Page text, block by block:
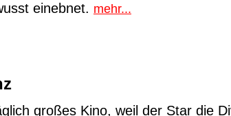
einebnet. mehr...
großes Kino, weil der Star die